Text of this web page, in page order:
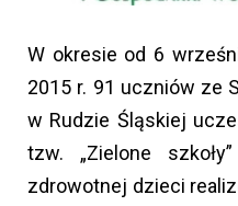
W okresie od 6
2015 r. 91 uczniów ze
w Rudzie Śląskiej
tzw. „Zielone
zdrowotnej dzieci